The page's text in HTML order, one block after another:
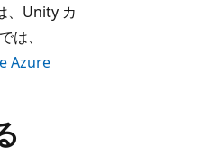
、Unity カ
は、
Azure